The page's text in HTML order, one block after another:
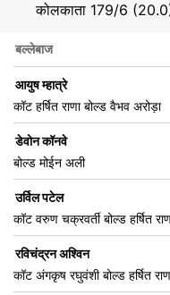
कोलकाता 179/6
बल्लेबाज
आयुष म्हात्रे
कॉट हर्षित राणा बोल्ड वैभव अरोड़ा
डेवोन कॉनवे
बोल्ड मोईन अली
उर्विल पटेल
कॉट वरुण चक्रवर्ती बोल्ड हर्षित
रविचंद्रन अश्विन
कॉट अंगकृष रघुवंशी बोल्ड हर्षित